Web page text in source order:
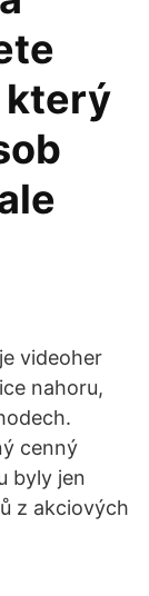
který
videoher
nahoru,
cenný
byly jen
z akciových